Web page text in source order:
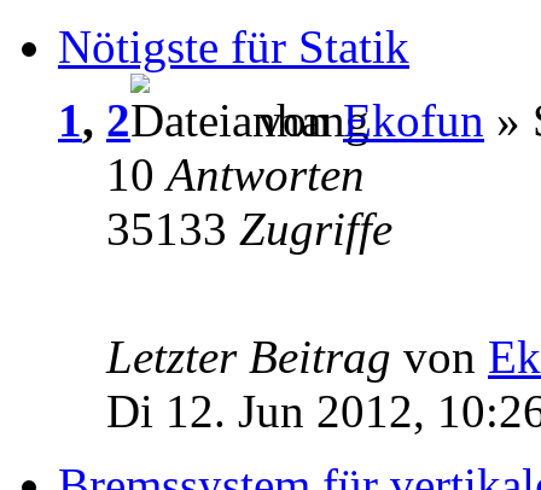
Nötigste für Statik
1, 2 vonEkofun »
10Antworten
35133 Zugriffe
Letzter Beitrag von
Di 12. Jun 2012,